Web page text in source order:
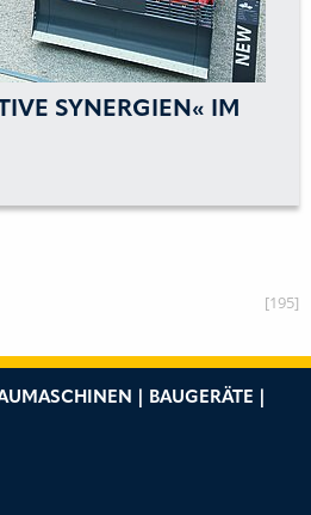
SYNERGIEN« IM
[195]
| BAUGERÄTE |